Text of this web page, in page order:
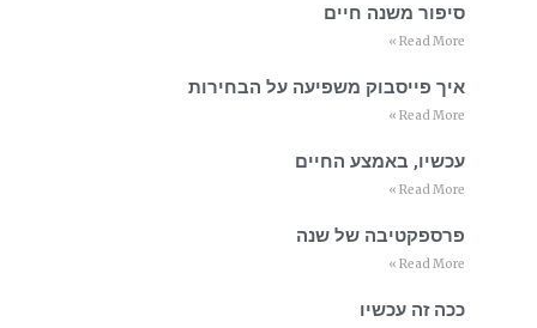
סיפור משנה חיים
Read More »
איך פייסבוק משפיעה על הבחירות
Read More »
עכשיו, באמצע החיים
Read More »
פרספקטיבה של שנה
Read More »
ככה זה עכשיו